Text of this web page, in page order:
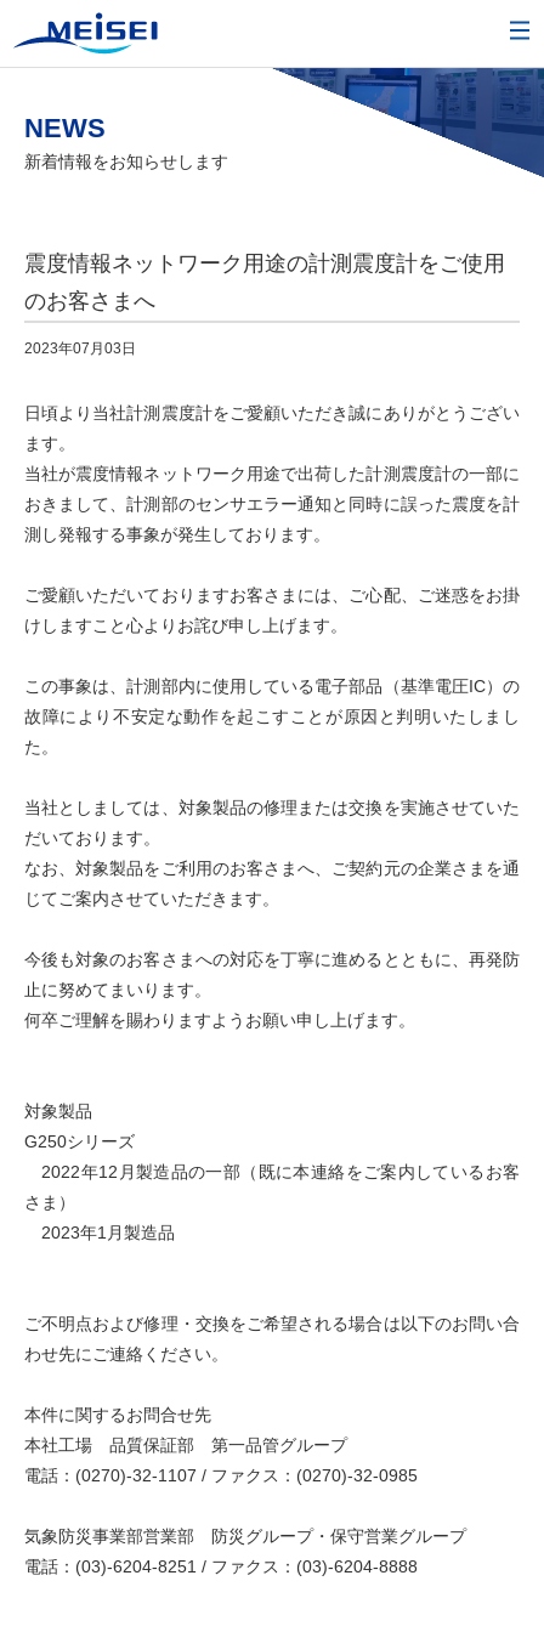
NEWS
新着情報をお知らせします
震度情報ネットワーク用途の計測震度計をご使用
のお客さまへ
2023年07月03日
日頃より当社計測震度計をご愛顧いただき誠にありがとうござい
ます。
当社が震度情報ネットワーク用途で出荷した計測震度計の一部に
おきまして、計測部のセンサエラー通知と同時に誤った震度を計
測し発報する事象が発生しております。
ご愛顧いただいておりますお客さまには、ご心配、ご迷惑をお掛
けしますこと心よりお詫び申し上げます。
この事象は、計測部内に使用している電子部品（基準電圧IC）の
故障により不安定な動作を起こすことが原因と判明いたしまし
た。
当社としましては、対象製品の修理または交換を実施させていた
だいております。
なお、対象製品をご利用のお客さまへ、ご契約元の企業さまを通
じてご案内させていただきます。
今後も対象のお客さまへの対応を丁寧に進めるとともに、再発防
止に努めてまいります。
何卒ご理解を賜わりますようお願い申し上げます。
対象製品
G250シリーズ
2022年12月製造品の一部（既に本連絡をご案内しているお客
さま）
2023年1月製造品
ご不明点および修理・交換をご希望される場合は以下のお問い合
わせ先にご連絡ください。
本件に関するお問合せ先
本社工場 品質保証部 第一品管グループ
電話：(0270)-32-1107 / ファクス：(0270)-32-0985
気象防災事業部営業部 防災グループ・保守営業グループ
電話：(03)-6204-8251 / ファクス：(03)-6204-8888